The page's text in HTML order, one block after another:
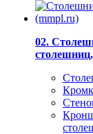
02.